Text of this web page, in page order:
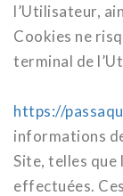
l’Utilisateur,
Cookies ne
terminal de
https://
informations
Site, telles que
effectuées.